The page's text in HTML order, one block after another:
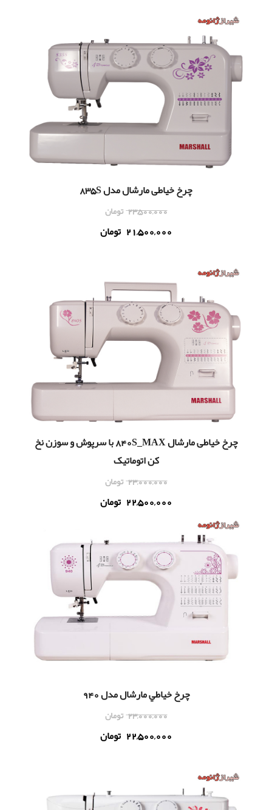
چرخ خیاطی مارشال مدل 835S
23,500,000 تومان
21,500,000 تومان
چرخ خياطی مارشال 840S_MAX با سرپوش و سوزن نخ
کن اتوماتیک
23,000,000 تومان
22,500,000 تومان
چرخ خياطي مارشال مدل 940
23,000,000 تومان
22,500,000 تومان